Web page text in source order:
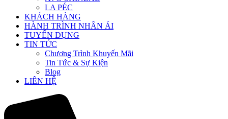
LA PÉC
KHÁCH HÀNG
HÀNH TRÌNH NHÂN ÁI
TUYỂN DỤNG
TIN TỨC
Chương Trình Khuyến Mãi
Tin Tức & Sự Kiện
Blog
LIÊN HỆ